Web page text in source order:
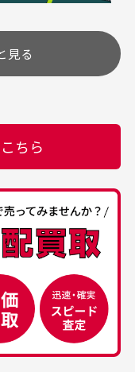
りがとうござい
50代男性
して中古ウェア
るお店です
。
上にて告知させて
れますのでご注意
に入荷した時点
を払っておりま
ツの強度低下が
見る
ちら